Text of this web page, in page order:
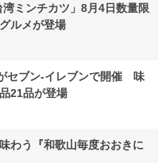
ミンチカツ」8月4日数量限
ルメが登場
セブン-イレブンで開催 味
21品が登場
わう『和歌山毎度おおきに